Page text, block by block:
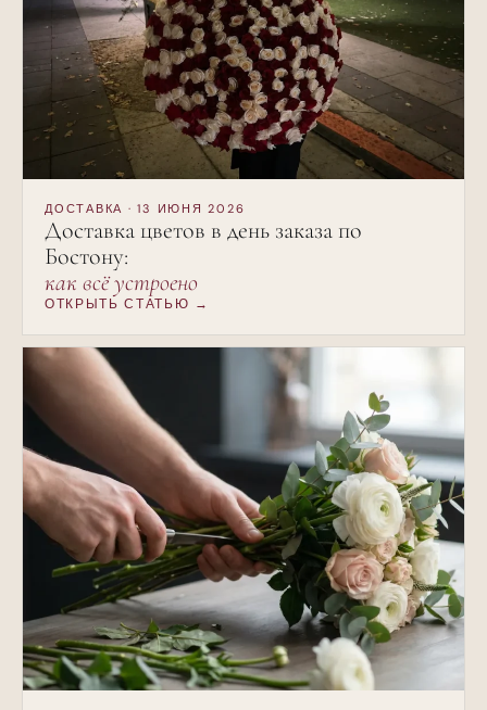
ДОСТАВКА · 13 ИЮНЯ 2026
Доставка цветов в день заказа по
Бостону:
как всё устроено
ОТКРЫТЬ СТАТЬЮ →